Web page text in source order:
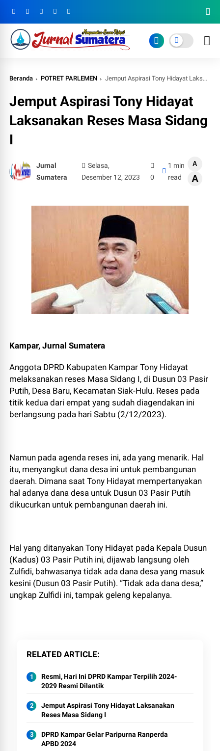
Beranda POTRET PARLEMEN Jemput Aspirasi Tony Hidayat Laksanakan Reses Masa Sidang I
Jemput Aspirasi Tony Hidayat
Laksanakan Reses Masa Sidang
I
Jurnal
Sumatera
Selasa,
Desember 12, 2023
0
1 min
read
A
A
Kampar, Jurnal Sumatera
Anggota DPRD Kabupaten Kampar Tony Hidayat
melaksanakan reses Masa Sidang I, di Dusun 03 Pasir
Putih, Desa Baru, Kecamatan Siak-Hulu. Reses pada
titik kedua dari empat yang sudah diagendakan ini
berlangsung pada hari Sabtu (2/12/2023).
Namun pada agenda reses ini, ada yang menarik. Hal
itu, menyangkut dana desa ini untuk pembangunan
daerah. Dimana saat Tony Hidayat mempertanyakan
hal adanya dana desa untuk Dusun 03 Pasir Putih
dikucurkan untuk pembangunan daerah ini.
Hal yang ditanyakan Tony Hidayat pada Kepala Dusun
(Kadus) 03 Pasir Putih ini, dijawab langsung oleh
Zulfidi, bahwasanya tidak ada dana desa yang masuk
kesini (Dusun 03 Pasir Putih). “Tidak ada dana desa,”
ungkap Zulfidi ini, tampak geleng kepalanya.
RELATED ARTICLE
Resmi, Hari Ini DPRD Kampar Terpilih 2024-
2029 Resmi Dilantik
Jemput Aspirasi Tony Hidayat Laksanakan
Reses Masa Sidang I
DPRD Kampar Gelar Paripurna Ranperda
APBD 2024